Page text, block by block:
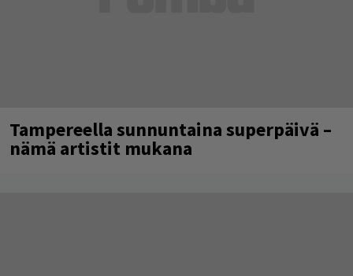
Tampereella sunnuntaina superpäivä –
nämä artistit mukana